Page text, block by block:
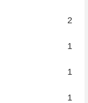
2
1
1
1